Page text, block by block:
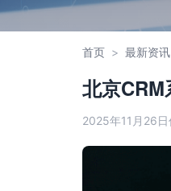
首页 > 最新资讯
北京CRM
2025年11月26日